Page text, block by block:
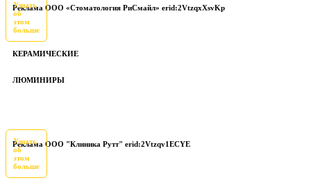
Реклама ООО «Стоматология РиСмайл» erid:2VtzqxXsvKp
Узнать
об
этом
больше
КЕРАМИЧЕСКИЕ
ЛЮМИНИРЫ
Реклама ООО "Клиника Рутт" erid:2Vtzqv1ECYE
Узнать
об
этом
больше